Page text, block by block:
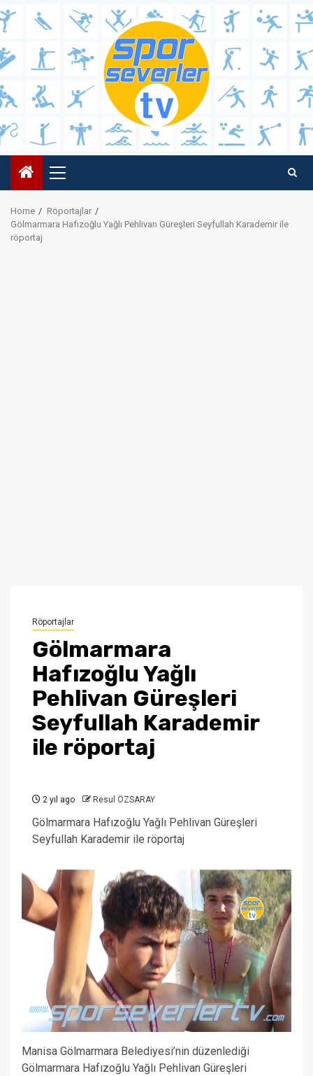
Skip
to
Primary
Menu
Home
Röportajlar
Gölmarmara Hafızoğlu Yağlı Pehlivan Güreşleri Seyfullah Karademir ile
röportaj
Röportajlar
Gölmarmara
Hafızoğlu Yağlı
Pehlivan Güreşleri
Seyfullah Karademir
ile röportaj
2 yıl ago Resul ÖZSARAY
Gölmarmara Hafızoğlu Yağlı Pehlivan Güreşleri
Seyfullah Karademir ile röportaj
Manisa Gölmarmara Belediyesi’nin düzenlediği
Gölmarmara Hafızoğlu Yağlı Pehlivan Güreşleri